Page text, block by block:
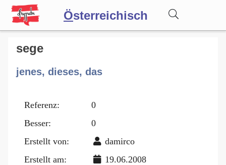
Österreichisch
Wörterbuch
Forum
Blog
sege
jenes, dieses, das
Referenz:
0
Besser:
0
Erstellt von:
damirco
Erstellt am:
19.06.2008